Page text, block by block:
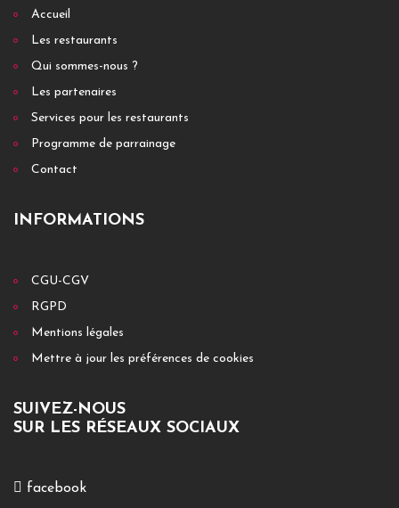
Accueil
Les restaurants
Qui sommes-nous ?
Les partenaires
Services pour les restaurants
Programme de parrainage
Contact
INFORMATIONS
CGU-CGV
RGPD
Mentions légales
Mettre à jour les préférences de cookies
SUIVEZ-NOUS
SUR LES RÉSEAUX SOCIAUX
facebook